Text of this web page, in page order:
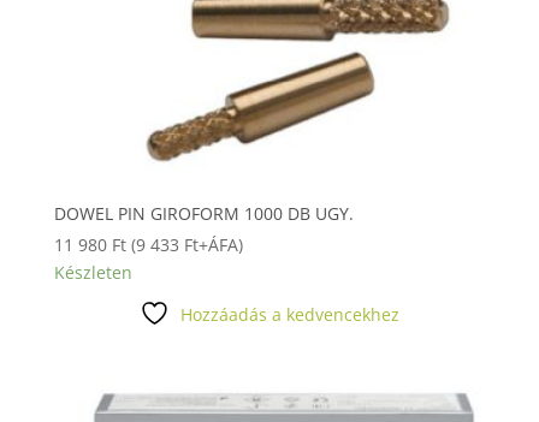
DOWEL PIN GIROFORM 1000 DB UGY.
11 980 Ft (9 433 Ft+ÁFA)
Készleten
Hozzáadás a kedvencekhez